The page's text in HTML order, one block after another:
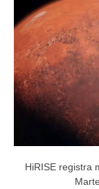
HiRISE registra